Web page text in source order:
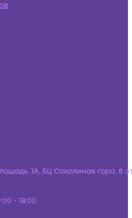
1А, БЦ Соколиная гора, 8
- 18:00